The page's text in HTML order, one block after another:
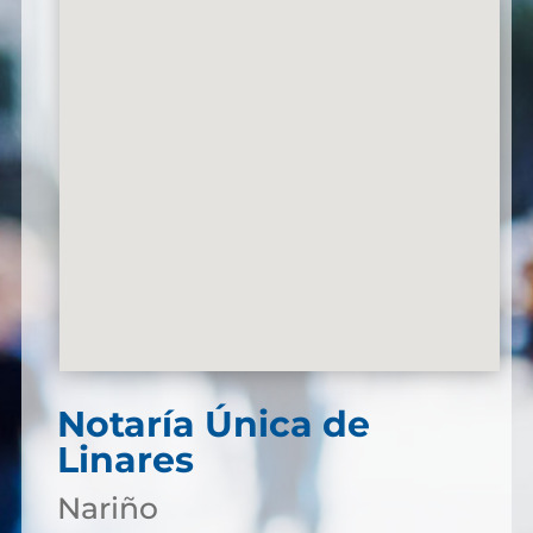
Notaría Única de
Linares
Nariño